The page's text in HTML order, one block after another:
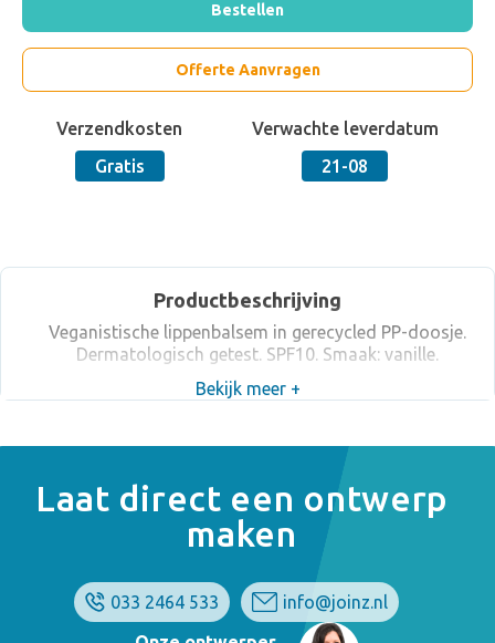
Bestellen
Offerte Aanvragen
Verzendkosten
Gratis
Verwachte leverdatum
21-08
Productbeschrijving
Veganistische lippenbalsem in gerecycled PP-doosje.
Dermatologisch getest. SPF10. Smaak: vanille.
Bekijk meer +
Laat direct een ontwerp
maken
033 2464 533
info@joinz.nl